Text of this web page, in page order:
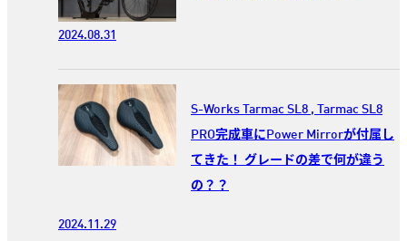
2024.08.31
S-Works Tarmac SL8 , Tarmac SL8
PRO完成車にPower Mirrorが付属し
てきた！ グレードの差で何が違う
の？？
2024.11.29